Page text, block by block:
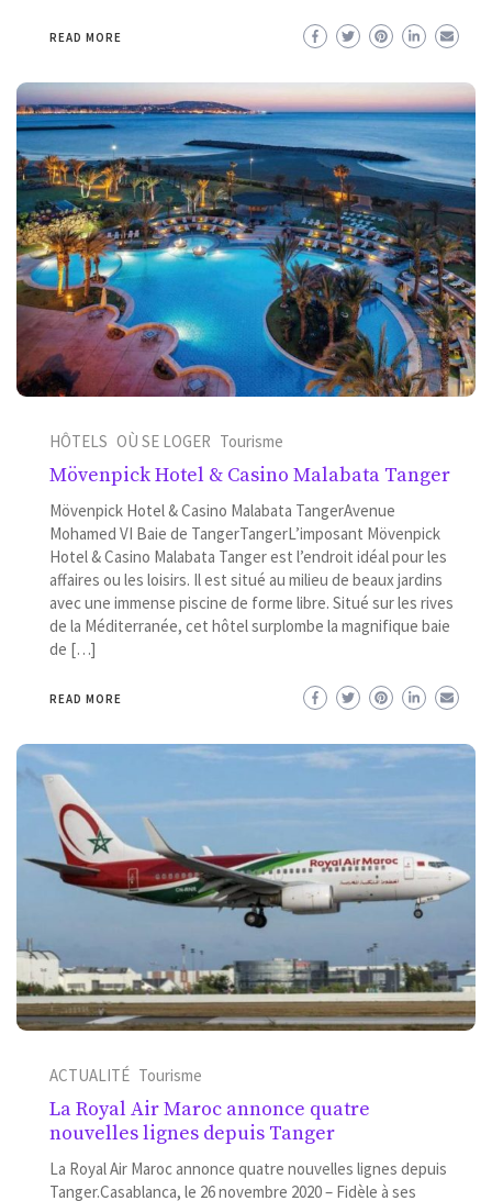
READ MORE
HÔTELS OÙ SE LOGER Tourisme
Mövenpick Hotel & Casino Malabata Tanger
Mövenpick Hotel & Casino Malabata TangerAvenue
Mohamed VI Baie de TangerTangerL’imposant Mövenpick
Hotel & Casino Malabata Tanger est l’endroit idéal pour les
affaires ou les loisirs. Il est situé au milieu de beaux jardins
avec une immense piscine de forme libre. Situé sur les rives
de la Méditerranée, cet hôtel surplombe la magnifique baie
de […]
READ MORE
ACTUALITÉ Tourisme
La Royal Air Maroc annonce quatre
nouvelles lignes depuis Tanger
La Royal Air Maroc annonce quatre nouvelles lignes depuis
Tanger.Casablanca, le 26 novembre 2020 – Fidèle à ses